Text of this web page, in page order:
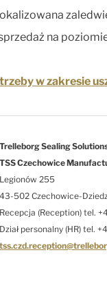
na
w zakresie
Trelleborg Sealing
TSS Czechowice
Legionów 255
43-502 Czechowice-
Recepcja (Reception) tel.
Dział personalny (HR) tel.